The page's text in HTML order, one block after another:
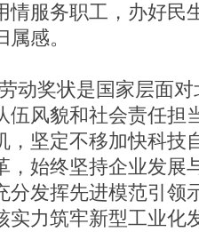
情服务职工，办好民
感。
奖状是国家层面对
伍风貌和社会责任担
，坚定不移加快科技
，始终坚持企业发展
分发挥先进模范引领
实力筑牢新型工业化